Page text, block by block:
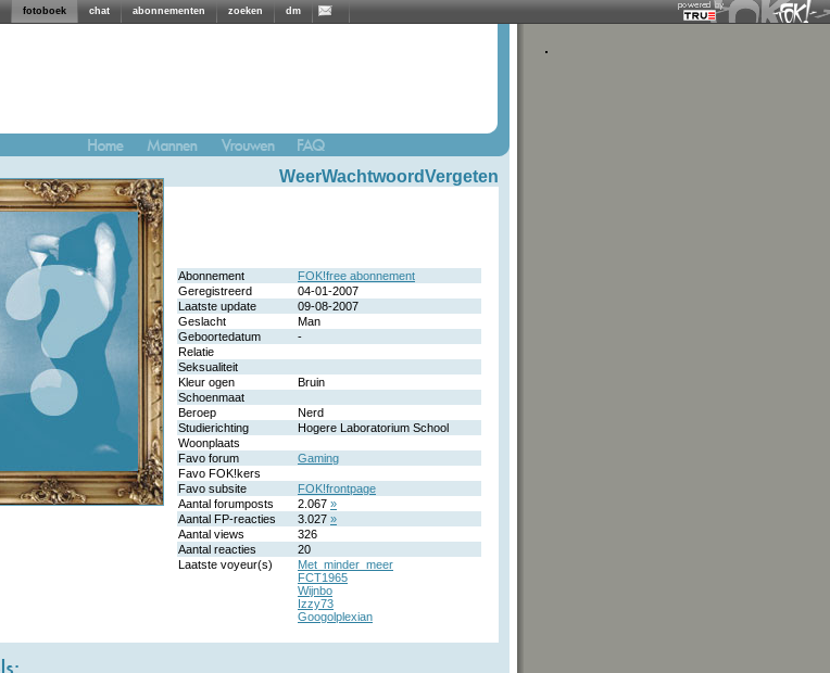
fotoboek chat abonnementen zoeken dm
WeerWachtwoordVergeten
Abonnement
FOK!free abonnement
Geregistreerd
04-01-2007
Laatste update
09-08-2007
Geslacht
Man
Geboortedatum
-
Relatie
Seksualiteit
Kleur ogen
Bruin
Schoenmaat
Beroep
Nerd
Studierichting
Hogere Laboratorium School
Woonplaats
Favo forum
Gaming
Favo FOK!kers
Favo subsite
FOK!frontpage
Aantal forumposts
2.067 »
Aantal FP-reacties
3.027 »
Aantal views
326
Aantal reacties
20
Laatste voyeur(s)
Met_minder_meer
FCT1965
Wijnbo
Izzy73
Googolplexian